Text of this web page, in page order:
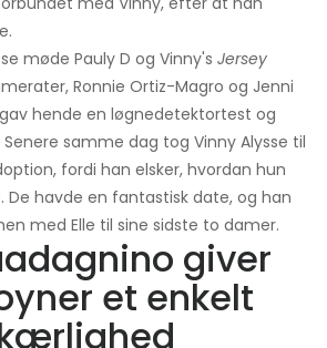
møde Pauly D og Vinny's Jersey
Ronnie Ortiz-Magro og Jenni
gav hende en løgnedetektortest og
samme dag tog Vinny Alysse til
fordi han elsker, hvordan hun
De havde en fantastisk date, og han
med Elle til sine sidste to damer.
giver
et enkelt